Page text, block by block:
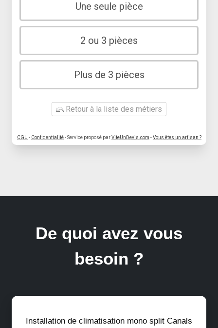
Une seule pièce
2 ou 3 pièces
Plus de 3 pièces
Retour à la liste des métiers
CGU - Confidentialité- Service proposé parViteUnDevis.com -Vous êtes un artisan ?
De quoi avez vous
besoin ?
Installation de climatisation mono split Canals